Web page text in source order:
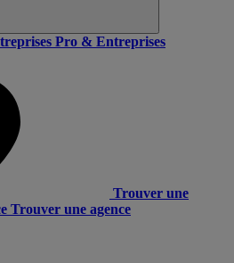
Pro & Entreprises
Trouver une
Trouver une agence